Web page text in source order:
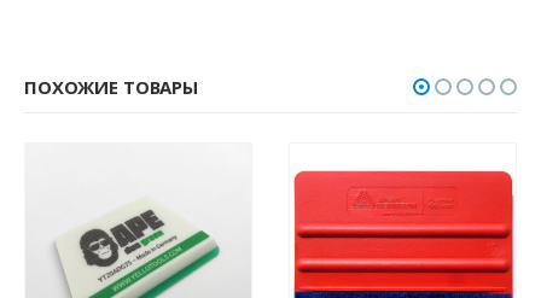
ПОХОЖИЕ ТОВАРЫ